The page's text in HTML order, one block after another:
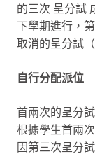
的三次 呈分試
下學期進行，
取消的呈分試
自行分配派位
首兩次的呈分
根據學生首兩
因第三次呈分